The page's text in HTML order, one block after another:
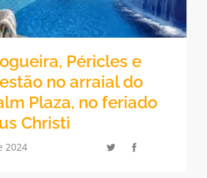
Péricles e
no arraial do
Plaza, no feriado
Christi
2024